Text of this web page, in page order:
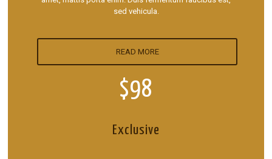
sed vehicula.
READ MORE
$98
Exclusive